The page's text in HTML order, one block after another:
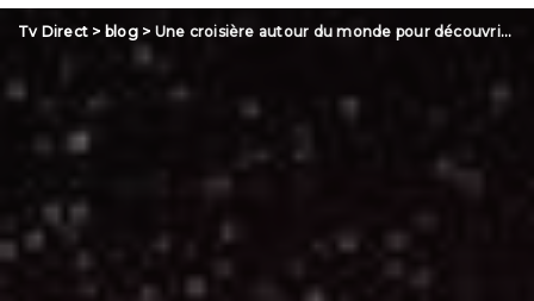
Tv Direct > blog> Une croisière autour du monde pour découvrir les merveilles du monde !